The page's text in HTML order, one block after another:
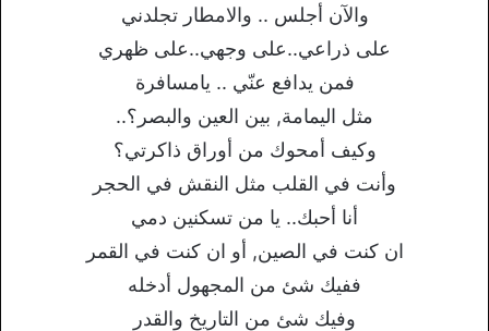
والآن أجلس .. والامطار تجلدني
على ذراعي..على وجهي..على ظهري
فمن يدافع عنّي .. يامسافرة
مثل اليمامة, بين العين والبصر؟..
وكيف أمحوك من أوراق ذاكرتي؟
وأنت في القلب مثل النقش في الحجر
أنا أحبك.. يا من تسكنين دمي
ان كنت في الصين, أو ان كنت في القمر
ففيك شئ من المجهول أدخله
وفيك شئ من التاريخ والقدر